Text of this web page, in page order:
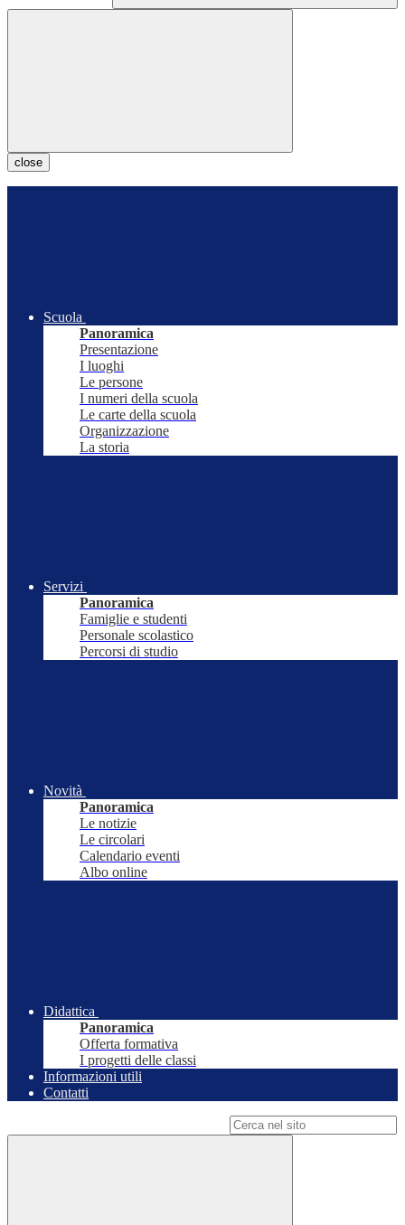
close
Scuola
Panoramica
Presentazione
I luoghi
Le persone
I numeri della scuola
Le carte della scuola
Organizzazione
La storia
Servizi
Panoramica
Famiglie e studenti
Personale scolastico
Percorsi di studio
Novità
Panoramica
Le notizie
Le circolari
Calendario eventi
Albo online
Didattica
Panoramica
Offerta formativa
I progetti delle classi
Informazioni utili
Contatti